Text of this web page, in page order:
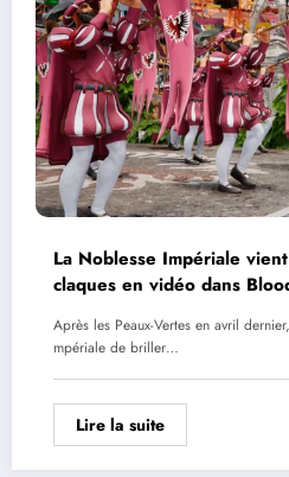
La Noblesse Impériale
claques en vidéo dans
Après les Peaux-Vertes en avril
mpériale de briller…
Lire la suite